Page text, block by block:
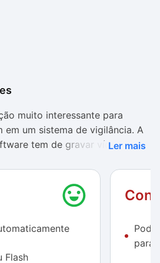
muito interessante para
em um sistema de vigilância. A
tem de gravar vídeos
vantagem de transmiti-los pela
os softwares gratuitos do
webcams, WDM e DV, além de
faz a parte dele, mas o seu
Ler mais
Flash
para